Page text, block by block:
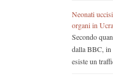
Neonati
organi in
Secondo
dalla BBC, in
esiste un